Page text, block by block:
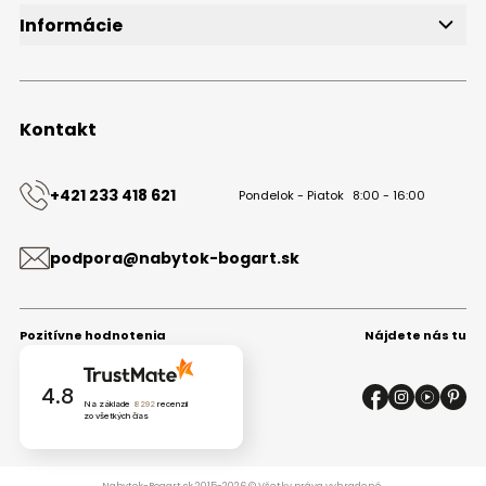
Informácie
Obchodné podmienky
Kontakt
Kontakt
+421 233 418 621 Pondelok - Piatok 8:00 - 16:00
podpora@nabytok-bogart.sk
Pozitívne hodnotenia
4.8 Na základe 8292recenzií
zo všetkých čias
Nájdete nás tu